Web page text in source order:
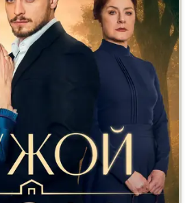
Параллельные миры
Кубик в Кубе
Про богатых
Про вампиров
Про викингов